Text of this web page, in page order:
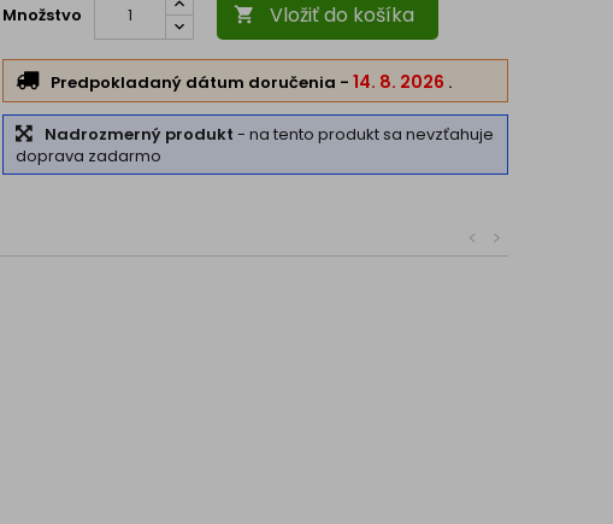
Množstvo  Vložiť do košíka
Predpokladaný dátum doručenia - 14. 8. 2026 .
Nadrozmerný produkt - na tento produkt sa nevzťahuje
doprava zadarmo
>
<